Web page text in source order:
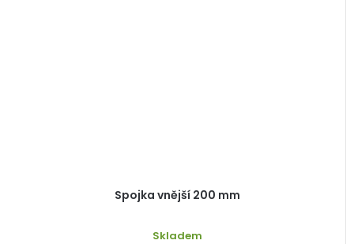
Spojka vnější 200 mm
Skladem